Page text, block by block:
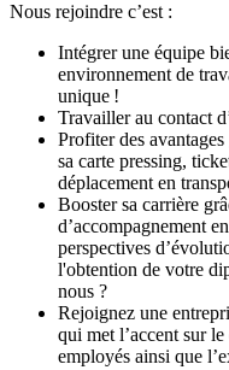
Nous rejoindre c’est :
Intégrer une équipe
environnement de
unique !
Travailler au contact
Profiter des
sa carte pressing,
déplacement en
Booster sa carrière
d’accompagnement
perspectives
l'obtention de votre
nous ?
Rejoignez une
qui met l’accent sur
employés ainsi que